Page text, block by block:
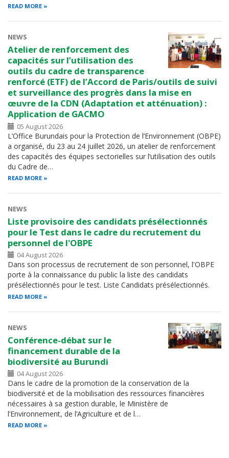
READ MORE
NEWS
Atelier de renforcement des
capacités sur l’utilisation des
outils du cadre de transparence
renforcé (ETF) de l’Accord de Paris/outils de suivi
et surveillance des progrès dans la mise en
œuvre de la CDN (Adaptation et atténuation) :
Application de GACMO
05 August 2026
L’Office Burundais pour la Protection de l’Environnement (OBPE)
a organisé, du 23 au 24 juillet 2026, un atelier de renforcement
des capacités des équipes sectorielles sur l’utilisation des outils
du Cadre de…
READ MORE
NEWS
Liste provisoire des candidats présélectionnés
pour le Test dans le cadre du recrutement du
personnel de l'OBPE
04 August 2026
Dans son processus de recrutement de son personnel, l'OBPE
porte à la connaissance du public la liste des candidats
présélectionnés pour le test. Liste Candidats présélectionnés.
READ MORE
NEWS
Conférence-débat sur le
financement durable de la
biodiversité au Burundi
04 August 2026
Dans le cadre de la promotion de la conservation de la
biodiversité et de la mobilisation des ressources financières
nécessaires à sa gestion durable, le Ministère de
l’Environnement, de l’Agriculture et de l…
READ MORE